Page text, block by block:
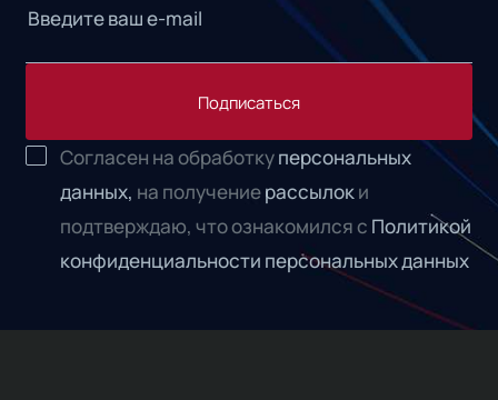
Подписаться
Согласен на обработкуперсональных
данных, на получениерассылоки
подтверждаю, что ознакомился с Политикой
конфиденциальности персональных данных